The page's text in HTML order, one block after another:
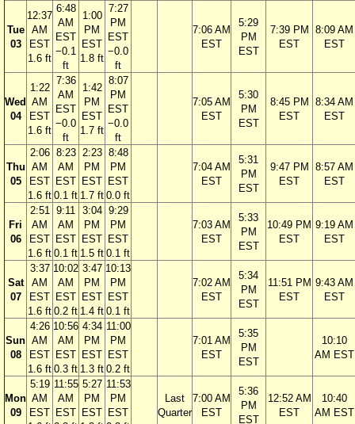
Tue
03
12:37
AM
EST
1.6 ft
6:48
AM
EST
−0.1
ft
1:00
PM
EST
1.8 ft
7:27
PM
EST
−0.0
ft
7:06 AM
EST
5:29
PM
EST
7:39 PM
EST
8:09 AM
EST
Wed
04
1:22
AM
EST
1.6 ft
7:36
AM
EST
−0.0
ft
1:42
PM
EST
1.7 ft
8:07
PM
EST
−0.0
ft
7:05 AM
EST
5:30
PM
EST
8:45 PM
EST
8:34 AM
EST
Thu
05
2:06
AM
EST
1.6 ft
8:23
AM
EST
0.1 ft
2:23
PM
EST
1.7 ft
8:48
PM
EST
0.0 ft
7:04 AM
EST
5:31
PM
EST
9:47 PM
EST
8:57 AM
EST
Fri
06
2:51
AM
EST
1.6 ft
9:11
AM
EST
0.1 ft
3:04
PM
EST
1.5 ft
9:29
PM
EST
0.1 ft
7:03 AM
EST
5:33
PM
EST
10:49 PM
EST
9:19 AM
EST
Sat
07
3:37
AM
EST
1.6 ft
10:02
AM
EST
0.2 ft
3:47
PM
EST
1.4 ft
10:13
PM
EST
0.1 ft
7:02 AM
EST
5:34
PM
EST
11:51 PM
EST
9:43 AM
EST
Sun
08
4:26
AM
EST
1.6 ft
10:56
AM
EST
0.3 ft
4:34
PM
EST
1.3 ft
11:00
PM
EST
0.2 ft
7:01 AM
EST
5:35
PM
EST
10:10
AM EST
Mon
09
5:19
AM
EST
11:55
AM
EST
5:27
PM
EST
11:53
PM
EST
Last
Quarter
7:00 AM
EST
5:36
PM
EST
12:52 AM
EST
10:40
AM EST